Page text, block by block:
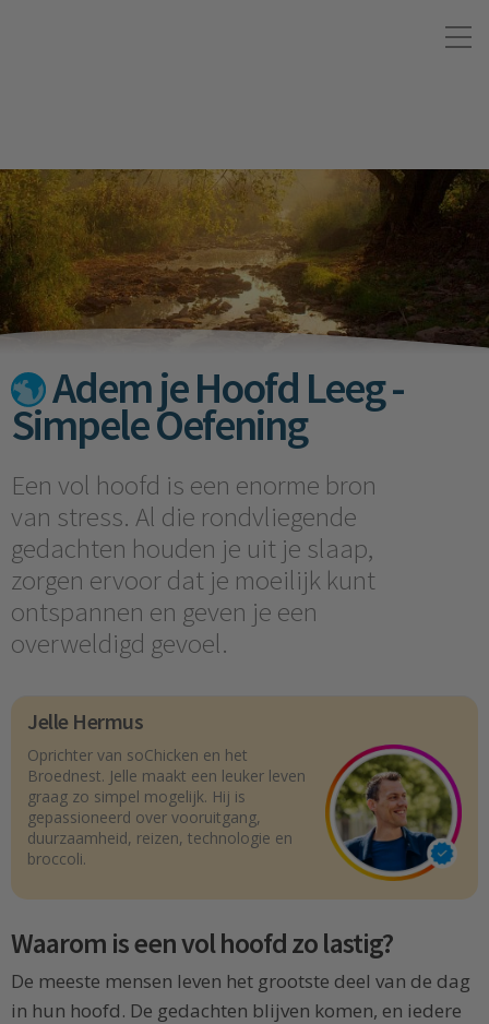
Adem je Hoofd Leeg -
Simpele Oefening
Een vol hoofd is een enorme bron
van stress. Al die rondvliegende
gedachten houden je uit je slaap,
zorgen ervoor dat je moeilijk kunt
ontspannen en geven je een
overweldigd gevoel.
Jelle Hermus
Oprichter van soChicken en het
Broednest. Jelle maakt een leuker leven
graag zo simpel mogelijk. Hij is
gepassioneerd over vooruitgang,
duurzaamheid, reizen, technologie en
broccoli.
Waarom is een vol hoofd zo lastig?
De meeste mensen leven het grootste deel van de dag
in hun hoofd. De gedachten blijven komen, en iedere